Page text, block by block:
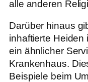
alle anderen
Darüber hinaus
inhaftierte Heiden
ein ähnlicher
Krankenhaus.
Beispiele beim